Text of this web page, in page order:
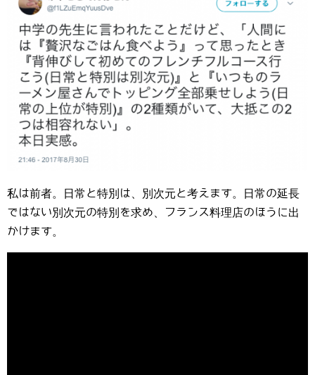
私は前者。日常と特別は、別次元と考えます。日常の延長
ではない別次元の特別を求め、フランス料理店のほうに出
かけます。